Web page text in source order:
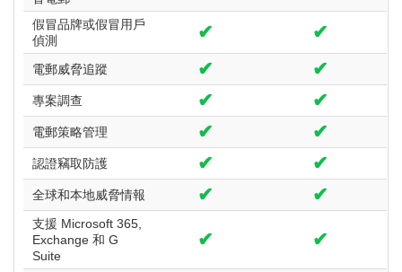
假冒品牌或假冒用戶
偵測
✔ ✔
電郵威脅追蹤 ✔ ✔
專案調查 ✔ ✔
電郵策略管理 ✔ ✔
認證竊取防護 ✔ ✔
全球和本地威脅情報 ✔ ✔
支援 Microsoft 365,
Exchange 和 G
Suite
✔ ✔